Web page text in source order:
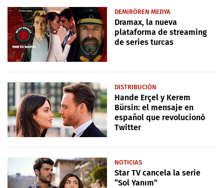
DEMIRÖREN MEDYA
Dramax, la nueva
plataforma de streaming
de series turcas
DISTRIBUCIÓN
Hande Erçel y Kerem
Bürsin: el mensaje en
español que revolucionó
Twitter
NOTICIAS
Star TV cancela la serie
“Sol Yanım”